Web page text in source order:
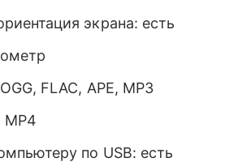
экрана: есть
FLAC, APE, MP3
MP4
по USB: есть